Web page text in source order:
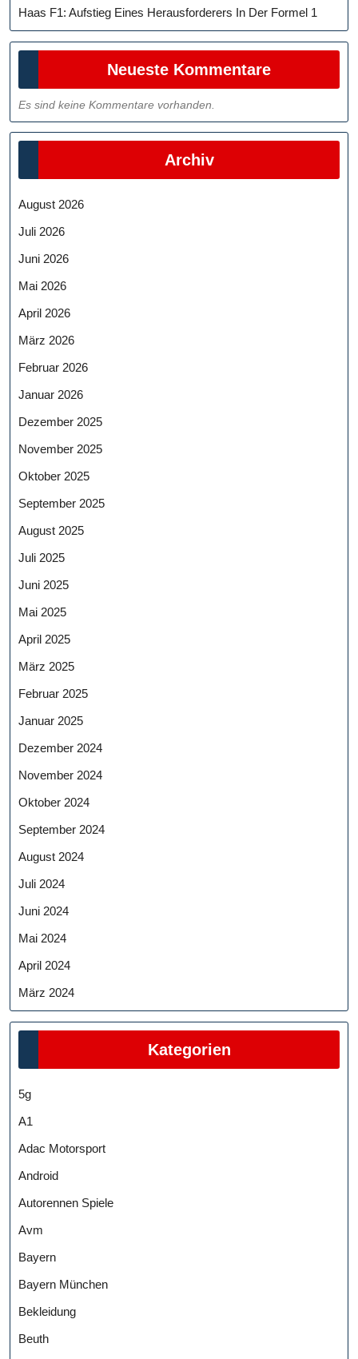
Haas F1: Aufstieg Eines Herausforderers In Der Formel 1
Neueste Kommentare
Es sind keine Kommentare vorhanden.
Archiv
August 2026
Juli 2026
Juni 2026
Mai 2026
April 2026
März 2026
Februar 2026
Januar 2026
Dezember 2025
November 2025
Oktober 2025
September 2025
August 2025
Juli 2025
Juni 2025
Mai 2025
April 2025
März 2025
Februar 2025
Januar 2025
Dezember 2024
November 2024
Oktober 2024
September 2024
August 2024
Juli 2024
Juni 2024
Mai 2024
April 2024
März 2024
Kategorien
5g
A1
Adac Motorsport
Android
Autorennen Spiele
Avm
Bayern
Bayern München
Bekleidung
Beuth